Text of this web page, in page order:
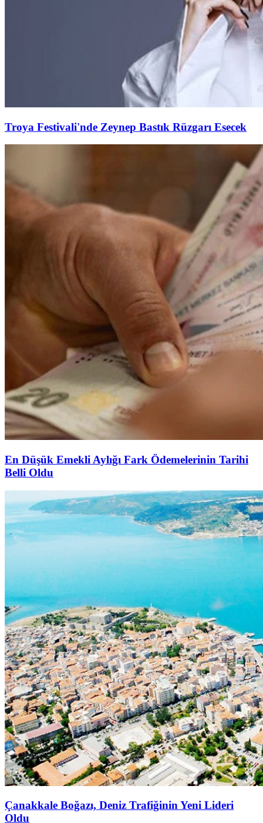
Troya Festivali'nde Zeynep Bastık Rüzgarı Esecek
En Düşük Emekli Aylığı Fark Ödemelerinin Tarihi
Belli Oldu
Çanakkale Boğazı, Deniz Trafiğinin Yeni Lideri
Oldu